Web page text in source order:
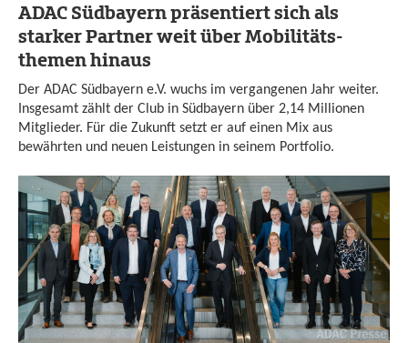
ADAC Südbayern präsentiert sich als
starker Partner weit über Mobilitäts­
themen hinaus
Der ADAC Südbayern e.V. wuchs im vergangenen Jahr weiter.
Insgesamt zählt der Club in Südbayern über 2,14 Millionen
Mitglieder. Für die Zukunft setzt er auf einen Mix aus
bewährten und neuen Leistungen in seinem Portfolio.